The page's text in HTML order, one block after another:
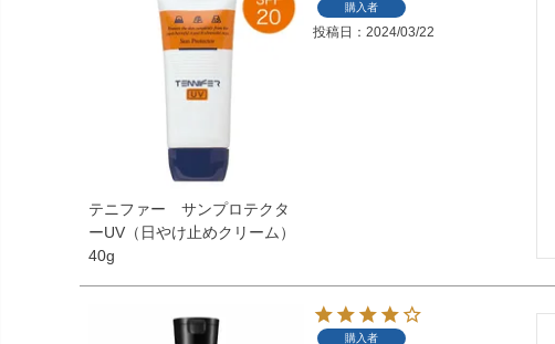
テニファー サンプロテクタ
ーUV（日やけ止めクリーム）
40g
購入者
投稿日 2024/03/22
購入者